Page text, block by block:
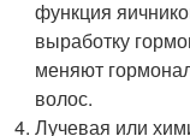
функция
выработку
меняют
волос.
Лучевая или